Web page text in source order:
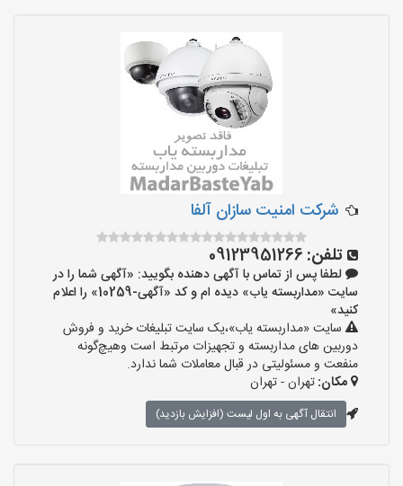
شرکت امنیت سازان آلفا
تلفن: 09123951266
لطفا پس از تماس با آگهی دهنده بگویید: «آگهی شما را در
سایت «مداربسته یاب» دیده ام و کد «آگهی-10259» را اعلام
کنید»
سایت «مداربسته یاب»،یک سایت تبلیغات خرید و فروش
دوربین های مداربسته و تجهیزات مرتبط است وهیچ‌گونه
منفعت و مسئولیتی در قبال معاملات شما ندارد.
مکان:تهران - تهران
انتقال آگهی به اول لیست (افزایش بازدید)